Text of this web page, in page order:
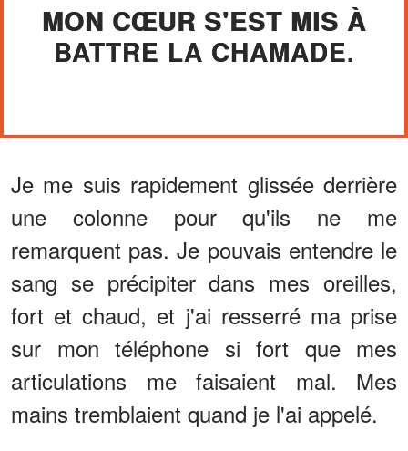
MON CŒUR S'EST MIS À
BATTRE LA CHAMADE.
Je me suis rapidement glissée derrière
une colonne pour qu'ils ne me
remarquent pas. Je pouvais entendre le
sang se précipiter dans mes oreilles,
fort et chaud, et j'ai resserré ma prise
sur mon téléphone si fort que mes
articulations me faisaient mal. Mes
mains tremblaient quand je l'ai appelé.